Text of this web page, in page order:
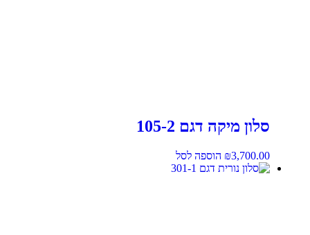
סלון מיקה דגם 105-2
₪3,700.00 הוספה לסל